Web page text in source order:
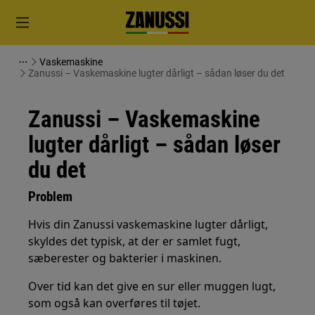
Vaskemaskine
Zanussi – Vaskemaskine lugter dårligt – sådan løser du det
Zanussi – Vaskemaskine
lugter dårligt – sådan løser
du det
Problem
Hvis din Zanussi vaskemaskine lugter dårligt,
skyldes det typisk, at der er samlet fugt,
sæberester og bakterier i maskinen.
Over tid kan det give en sur eller muggen lugt,
som også kan overføres til tøjet.